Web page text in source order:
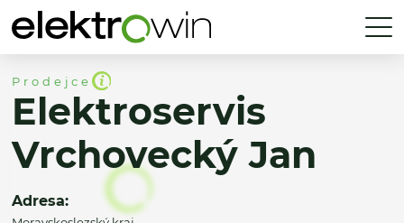
Prodejce
Elektroservis
Vrchovecký Jan
Adresa: